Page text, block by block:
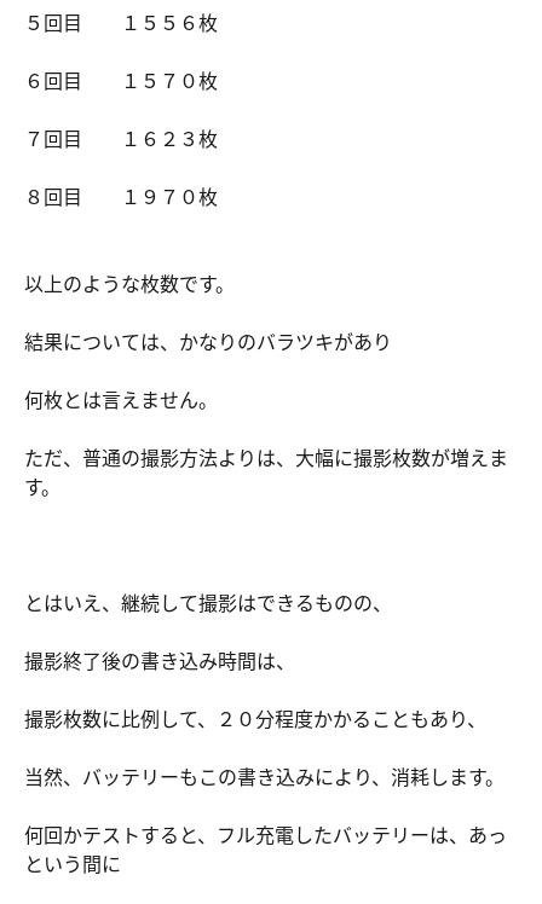
５回目 １５５６枚
６回目 １５７０枚
７回目 １６２３枚
８回目 １９７０枚
以上のような枚数です。
結果については、かなりのバラツキがあり
何枚とは言えません。
ただ、普通の撮影方法よりは、大幅に撮影枚数が増えま
す。
とはいえ、継続して撮影はできるものの、
撮影終了後の書き込み時間は、
撮影枚数に比例して、２０分程度かかることもあり、
当然、バッテリーもこの書き込みにより、消耗します。
何回かテストすると、フル充電したバッテリーは、あっ
という間に